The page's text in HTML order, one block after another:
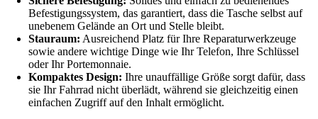
Befestigungssystem, das garantiert, dass die Tasche selbst auf
unebenem Gelände an Ort und Stelle bleibt.
Stauraum: Ausreichend Platz für Ihre Reparaturwerkzeuge
sowie andere wichtige Dinge wie Ihr Telefon, Ihre Schlüssel
oder Ihr Portemonnaie.
Kompaktes Design: Ihre unauffällige Größe sorgt dafür, dass
sie Ihr Fahrrad nicht überlädt, während sie gleichzeitig einen
einfachen Zugriff auf den Inhalt ermöglicht.